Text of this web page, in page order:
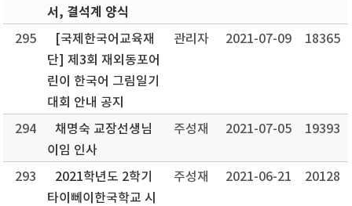
서, 결석계 양식
295
[국제한국어교육재
단] 제3회 재외동포어
린이 한국어 그림일기
대회 안내 공지
관리자 2021-07-09 18365
294
채명숙 교장선생님
이임 인사
주성재 2021-07-05 19393
293
2021학년도 2학기
타이뻬이한국학교 시
주성재 2021-06-21 20128